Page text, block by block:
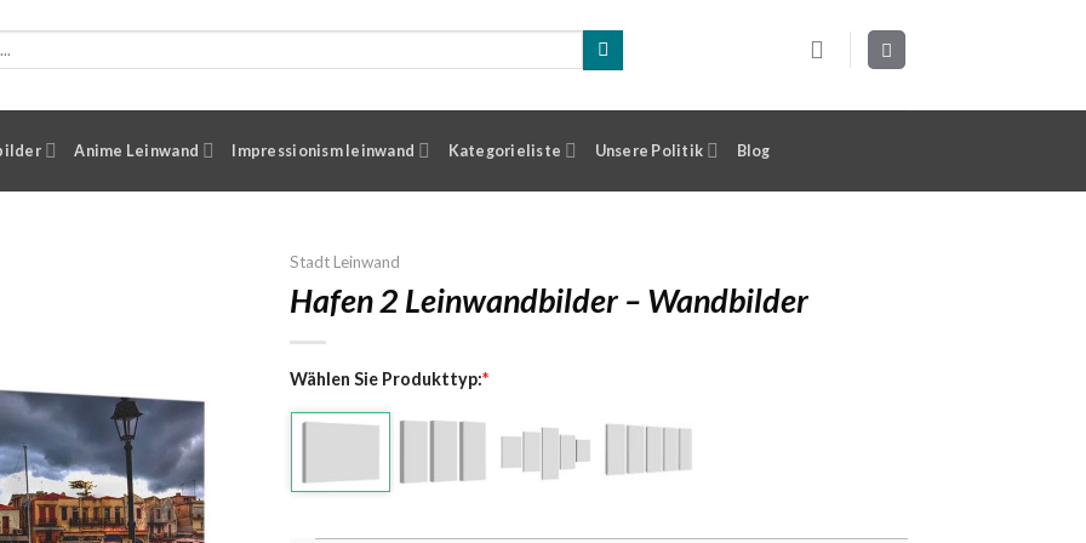
Anime Leinwand Impressionism leinwand Kategorieliste Unsere Politik Blog
Stadt Leinwand
Hafen 2 Leinwandbilder – Wandbilder
Wählen Sie Produkttyp:*